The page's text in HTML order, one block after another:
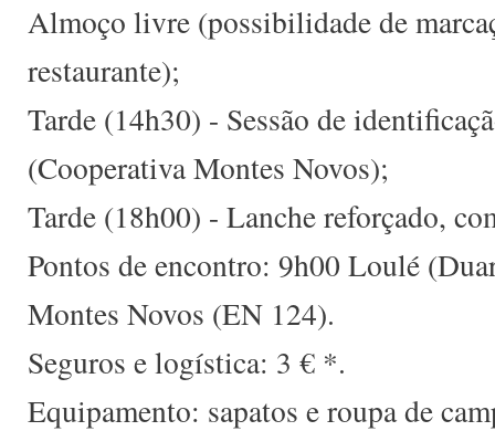
Almoço livre (possibilidade de
restaurante);
Tarde (14h30) - Sessão de
(Cooperativa Montes Novos);
Tarde (18h00) - Lanche reforçado,
Pontos de encontro: 9h00 Loulé
Montes Novos (EN 124).
Seguros e logística: 3 € *.
Equipamento: sapatos e roupa de